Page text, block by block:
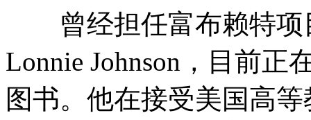
曾经担任富布赖特项
Lonnie Johnson，目前正
图书。他在接受美国高